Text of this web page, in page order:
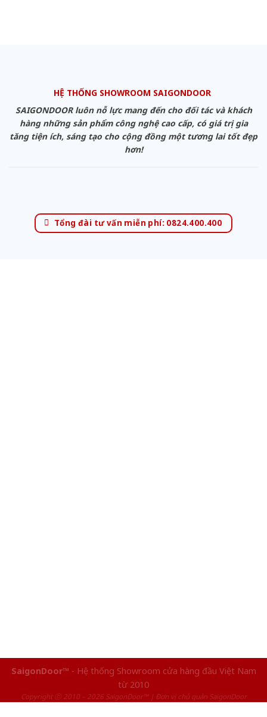
HỆ THỐNG SHOWROOM SAIGONDOOR
SAIGONDOOR luôn nỗ lực mang đến cho đối tác và khách
hàng những sản phẩm công nghệ cao cấp, có giá trị gia
tăng tiện ích, sáng tạo cho cộng đồng một tương lai tốt đẹp
hơn!
Tổng đài tư vấn miễn phí: 0824.400.400
SaigonDoor™ - Hệ thống Showroom cửa hàng đầu Việt Nam
từ 2010
Copyright ⓒ 2010 – 2026 SaigonDoor™ | Đơn vị chủ quản SaigonDoor